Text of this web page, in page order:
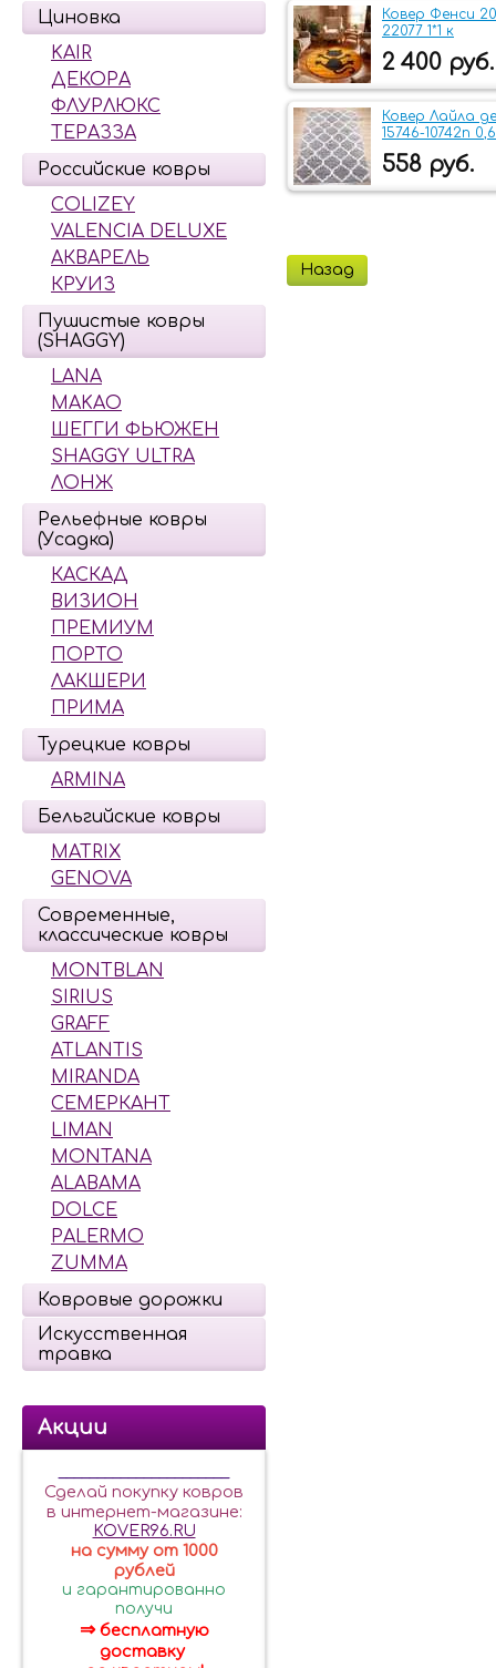
Циновка
KAIR
ДЕКОРА
ФЛУРЛЮКС
ТЕРАЗЗА
Российские ковры
COLIZEY
VALENCIA DELUXE
АКВАРЕЛЬ
КРУИЗ
Пушистые ковры
(SHAGGY)
LANA
MAKAO
ШЕГГИ ФЬЮЖЕН
SHAGGY ULTRA
ЛОНЖ
Рельефные ковры
(Усадка)
КАСКАД
ВИЗИОН
ПРЕМИУМ
ПОРТО
ЛАКШЕРИ
ПРИМА
Турецкие ковры
ARMINA
Бельгийские ковры
MATRIX
GENOVA
Современные,
классические ковры
MONTBLAN
SIRIUS
GRAFF
ATLANTIS
MIRANDA
СЕМЕРКАНТ
LIMAN
MONTANA
ALABAMA
DOLCE
PALERMO
ZUMMA
Ковровые дорожки
Искусственная
травка
Акции
Сделай покупку ковров
в интернет-магазине:
KOVER96.RU
на сумму от 1000
рублей
и гарантированно
получи
⇒ бесплатную
доставку
Ковер Фенси
22077 1*1 к
2 400 руб.
Ковер Лайла
15746-10742n
558 руб.
Назад